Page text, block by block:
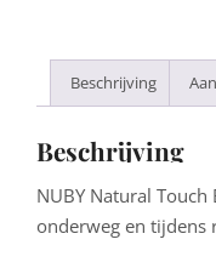
Beschrijving
Beschrijving
NUBY Natural
onderweg en tijdens